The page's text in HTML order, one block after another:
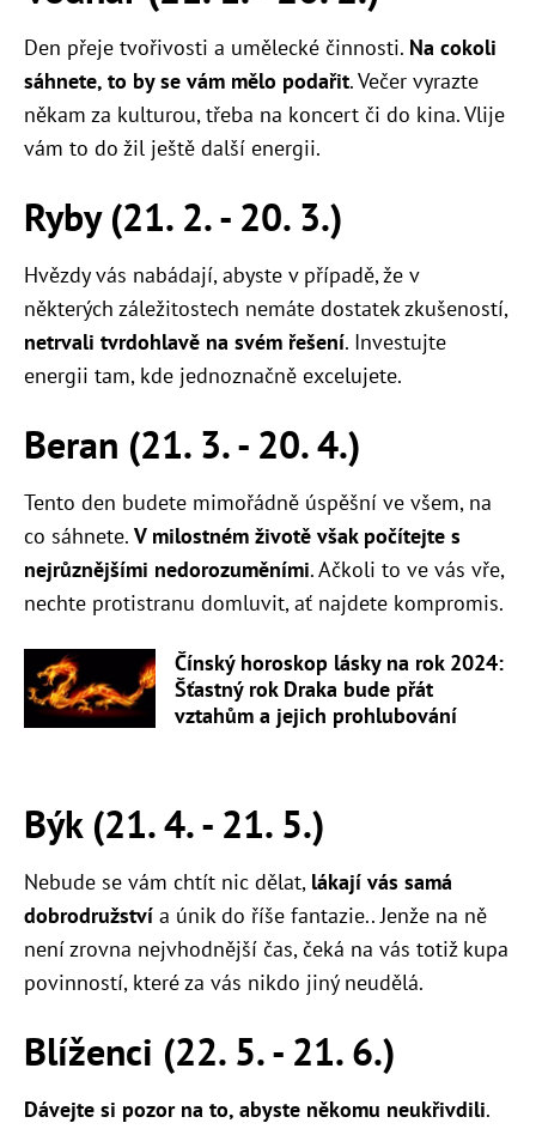
Den přeje tvořivosti a umělecké činnosti. Na cokoli
sáhnete, to by se vám mělo podařit. Večer vyrazte
někam za kulturou, třeba na koncert či do kina. Vlije
vám to do žil ještě další energii.
Ryby (21. 2. - 20. 3.)
Hvězdy vás nabádají, abyste v případě, že v
některých záležitostech nemáte dostatek zkušeností,
netrvali tvrdohlavě na svém řešení. Investujte
energii tam, kde jednoznačně excelujete.
Beran (21. 3. - 20. 4.)
Tento den budete mimořádně úspěšní ve všem, na
co sáhnete. V milostném životě však počítejte s
nejrůznějšími nedorozuměními. Ačkoli to ve vás vře,
nechte protistranu domluvit, ať najdete kompromis.
Čínský horoskop lásky na rok 2024:
Šťastný rok Draka bude přát
vztahům a jejich prohlubování
Býk (21. 4. - 21. 5.)
Nebude se vám chtít nic dělat, lákají vás samá
dobrodružství a únik do říše fantazie.. Jenže na ně
není zrovna nejvhodnější čas, čeká na vás totiž kupa
povinností, které za vás nikdo jiný neudělá.
Blíženci (22. 5. - 21. 6.)
Dávejte si pozor na to, abyste někomu neukřivdili.